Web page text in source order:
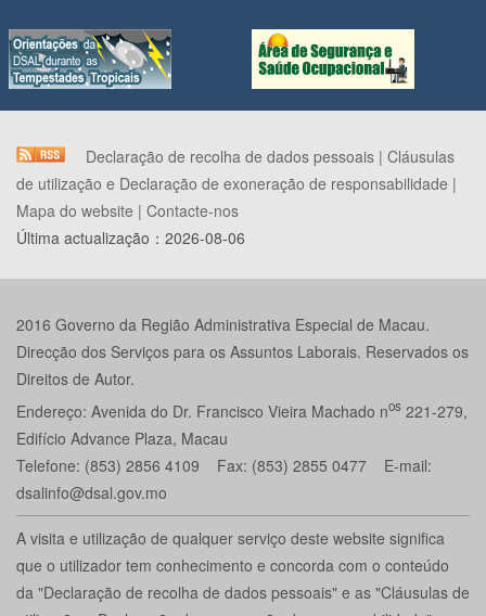
Declaração de recolha de dados pessoais | Cláusulas
de utilização e Declaração de exoneração de responsabilidade |
Mapa do website | Contacte-nos
Última actualização： 2026-08-06
2016 Governo da Região Administrativa Especial de Macau.
Direcção dos Serviços para os Assuntos Laborais. Reservados os
Direitos de Autor.
Endereço: Avenida do Dr. Francisco Vieira Machado nos 221-279,
Edifício Advance Plaza, Macau
Telefone: (853) 2856 4109 Fax: (853) 2855 0477 E-mail:
dsalinfo@dsal.gov.mo
A visita e utilização de qualquer serviço deste website significa
que o utilizador tem conhecimento e concorda com o conteúdo
da "Declaração de recolha de dados pessoais" e as "Cláusulas de